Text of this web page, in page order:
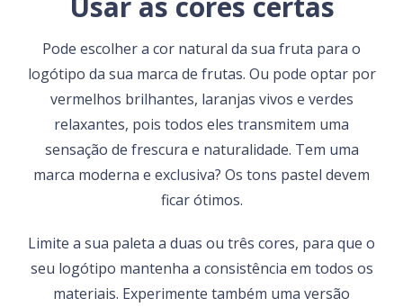
Pode escolher a cor natural da sua fruta para o
logótipo da sua marca de frutas. Ou pode optar por
vermelhos brilhantes, laranjas vivos e verdes
relaxantes, pois todos eles transmitem uma
sensação de frescura e naturalidade. Tem uma
marca moderna e exclusiva? Os tons pastel devem
ficar ótimos.
Limite a sua paleta a duas ou três cores, para que o
seu logótipo mantenha a consistência em todos os
materiais. Experimente também uma versão